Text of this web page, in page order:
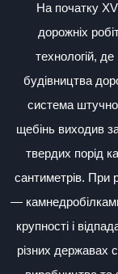
На початку
дорожніх
технологій,
будівництва
система
щебінь виходив
твердих порід
сантиметрів. При
—
крупності і
різних державах